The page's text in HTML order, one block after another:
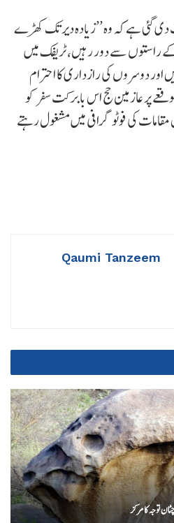
گئی ہے کہ وہ ’’زیادہ دیر تک کھڑے
راستوں سے دور رہیں، ٹریفک میں
دوسروں کی رازداری کا احترام
پر عازمین حج اس بابرکت سفر کو
کی فوٹو گرافی میں مشغول رہتے
Qaumi Tanzeem
توجہ کا مرکز